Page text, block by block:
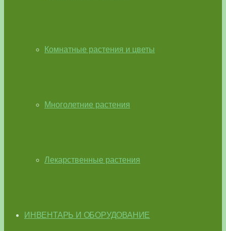
Комнатные растения и цветы
Многолетние растения
Лекарственные растения
ИНВЕНТАРЬ И ОБОРУДОВАНИЕ